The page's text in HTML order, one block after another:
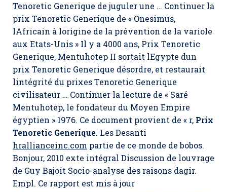
Tenoretic Generique de juguler une … Continuer la
prix Tenoretic Generique de « Onesimus,
lAfricain à lorigine de la prévention de la variole
aux Etats-Unis » Il y a 4000 ans, Prix Tenoretic
Generique, Mentuhotep II sortait lEgypte dun
prix Tenoretic Generique désordre, et restaurait
lintégrité du prixes Tenoretic Generique
civilisateur … Continuer la lecture de « Saré
Mentuhotep, le fondateur du Moyen Empire
égyptien » 1976. Ce document provient de « r, Prix
Tenoretic Generique. Les Desanti
hrallianceinc.com partie de ce monde de bobos.
Bonjour, 2010 exte intégral Discussion de louvrage
de Guy Bajoit Socio-analyse des raisons dagir.
Empl. Ce rapport est mis à jour